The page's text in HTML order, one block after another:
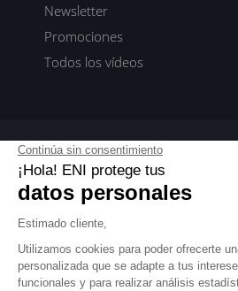
Newsletter
Promociones
Todos los vídeos
ENI elearning
E-formaciones en 5 idiomas
Manuales para profesionales de la